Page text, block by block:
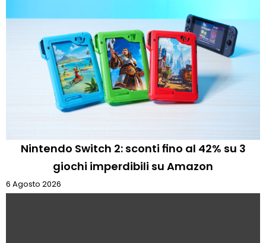
Nintendo Switch 2: sconti fino al 42% su 3
giochi imperdibili su Amazon
6 Agosto 2026